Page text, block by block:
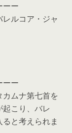
ーー
レルコア・ジャ
ーー
ムナ第七首を
こり、バレ
と考えられま